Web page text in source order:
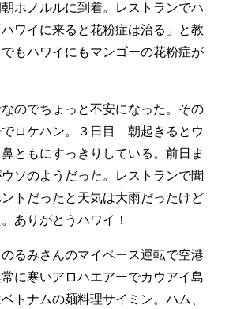
ホノルルに到着。レストランでハ
ワイに来ると花粉症は治る」と教
もハワイにもマンゴーの花粉症が
のでちょっと不安になった。その
でロケハン。３日目 朝起きるとウ
ともにすっきりしている。前日ま
ソのようだった。レストランで聞
トだったと天気は大雨だったけど
ありがとうハワイ！
るみさんのマイペース運転で空港
に寒いアロハエアーでカウアイ島
トナムの麺料理サイミン。ハム、